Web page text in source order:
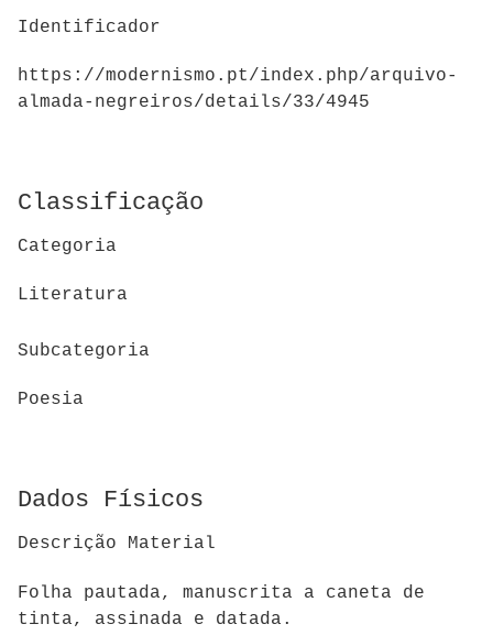
Identificador
https://modernismo.pt/index.php/arquivo-
almada-negreiros/details/33/4945
Classificação
Categoria
Literatura
Subcategoria
Poesia
Dados Físicos
Descrição Material
Folha pautada, manuscrita a caneta de
tinta, assinada e datada.